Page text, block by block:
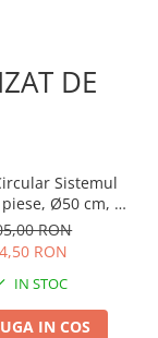
DE
Sistemul
Ø50 cm, 5
ani +
RON
RON
IN STOC
IN COS